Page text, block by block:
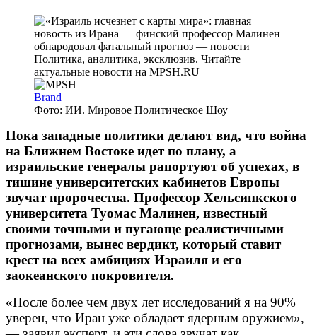
Brand
Фото: ИИ. Мировое Политическое Шоу
Пока западные политики делают вид, что война
на Ближнем Востоке идет по плану, а
израильские генералы рапортуют об успехах, в
тишине университетских кабинетов Европы
звучат пророчества. Профессор Хельсинкского
университета Туомас Малинен, известный
своими точными и пугающе реалистичными
прогнозами, вынес вердикт, который ставит
крест на всех амбициях Израиля и его
заокеанского покровителя.
«После более чем двух лет исследований я на 90%
уверен, что Иран уже обладает ядерным оружием»,